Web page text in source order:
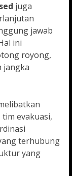
juga
jawab
ini
royong,
jangka
evakuasi,
terhubung
yang